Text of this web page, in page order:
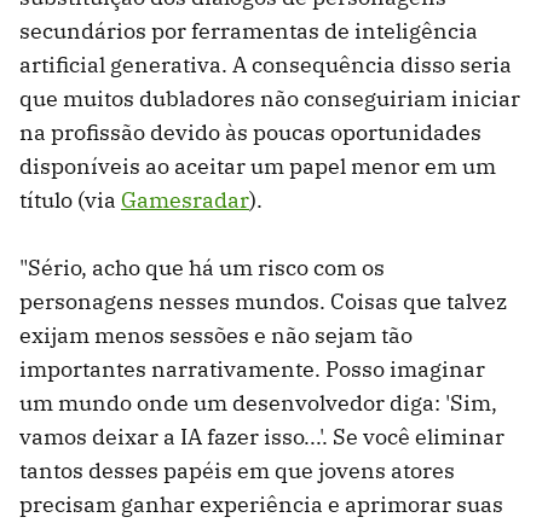
secundários por ferramentas de inteligência
artificial generativa. A consequência disso seria
que muitos dubladores não conseguiriam iniciar
na profissão devido às poucas oportunidades
disponíveis ao aceitar um papel menor em um
título (via Gamesradar).
"Sério, acho que há um risco com os
personagens nesses mundos. Coisas que talvez
exijam menos sessões e não sejam tão
importantes narrativamente. Posso imaginar
um mundo onde um desenvolvedor diga: 'Sim,
vamos deixar a IA fazer isso...'. Se você eliminar
tantos desses papéis em que jovens atores
precisam ganhar experiência e aprimorar suas